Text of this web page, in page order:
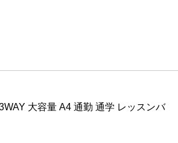
大容量 A4 通勤 通学 レッスンバ